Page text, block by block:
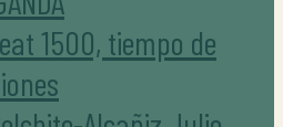
1500, tiempo de